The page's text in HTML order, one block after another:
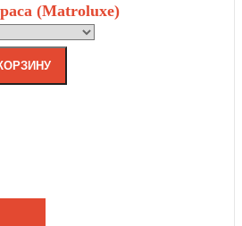
(Matroluxe)